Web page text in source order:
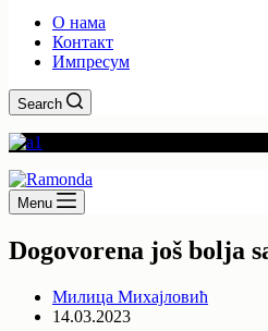
О нама
Контакт
Импресум
Search
Menu
Dogovorena još bolja
Милица Михајловић
14.03.2023